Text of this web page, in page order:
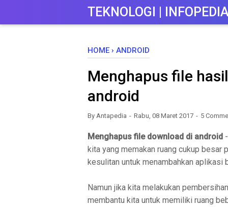
TEKNOLOGI |
HOME › ANDROID
Menghapus file
android
By Antapedia Rabu, 08 Maret 2017 5
Menghapus file download di android
kita yang memakan ruang cukup besar
kesulitan untuk menambahkan aplikasi
Namun jika kita melakukan
membantu kita untuk memiliki ruang